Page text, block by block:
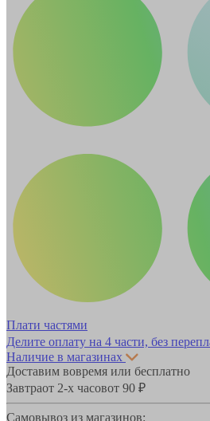
Плати частями
Делите оплату на 4 части, без
Наличие в магазинах
Доставим вовремя или бесплатно
Завтраот 2-х часовот 90 ₽
Самовывоз из магазинов: